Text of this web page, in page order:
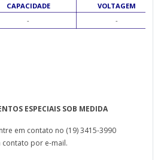
CAPACIDADE
VOLTAGEM
- -
ESPECIAIS SOB MEDIDA
em contato no (19) 3415-3990
contato por e-mail.